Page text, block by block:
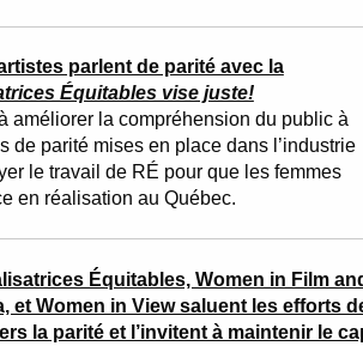
parlent de parité avec la
Équitables vise juste!
améliorer la compréhension du public à
de parité mises en place dans l’industrie
le travail de RÉ pour que les femmes
en réalisation au Québec.
Équitables, Women in Film
et Women in View saluent les efforts
la parité et l’invitent à maintenir le